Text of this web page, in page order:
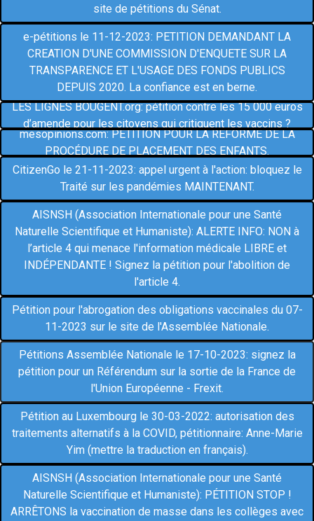
site de pétitions du Sénat.
e-pétitions le 11-12-2023: PETITION DEMANDANT LA
CREATION D'UNE COMMISSION D'ENQUETE SUR LA
TRANSPARENCE ET L'USAGE DES FONDS PUBLICS
DEPUIS 2020. La confiance est en berne.
LES LIGNES BOUGENT.org: pétition contre les 15 000 euros
d’amende pour les citoyens qui critiquent les vaccins ?
mesopinions.com: PÉTITION POUR LA RÉFORME DE LA
PROCÉDURE DE PLACEMENT DES ENFANTS.
CitizenGo le 21-11-2023: appel urgent à l'action: bloquez le
Traité sur les pandémies MAINTENANT.
AISNSH (Association Internationale pour une Santé
Naturelle Scientifique et Humaniste): ALERTE INFO: NON à
l’article 4 qui menace l'information médicale LIBRE et
INDÉPENDANTE ! Signez la pétition pour l'abolition de
l'article 4.
Pétition pour l'abrogation des obligations vaccinales du 07-
11-2023 sur le site de l'Assemblée Nationale.
Pétitions Assemblée Nationale le 17-10-2023: signez la
pétition pour un Référendum sur la sortie de la France de
l'Union Européenne - Frexit.
Pétition au Luxembourg le 30-03-2022: autorisation des
traitements alternatifs à la COVID, pétitionnaire: Anne-Marie
Yim (mettre la traduction en français).
AISNSH (Association Internationale pour une Santé
Naturelle Scientifique et Humaniste): PÉTITION STOP !
ARRÊTONS la vaccination de masse dans les collèges avec